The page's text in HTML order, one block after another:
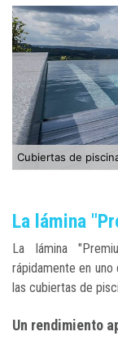
Cubiertas de
La lámina
La lámina
rápidamente en
las cubiertas de
Un rendimiento